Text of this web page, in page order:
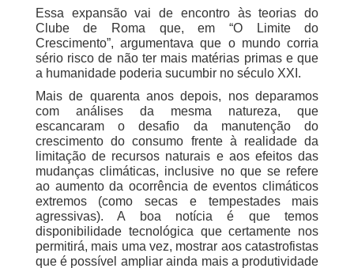
Essa expansão vai de encontro às teorias do
Clube de Roma que, em “O Limite do
Crescimento”, argumentava que o mundo corria
sério risco de não ter mais matérias primas e que
a humanidade poderia sucumbir no século XXI.
Mais de quarenta anos depois, nos deparamos
com análises da mesma natureza, que
escancaram o desafio da manutenção do
crescimento do consumo frente à realidade da
limitação de recursos naturais e aos efeitos das
mudanças climáticas, inclusive no que se refere
ao aumento da ocorrência de eventos climáticos
extremos (como secas e tempestades mais
agressivas). A boa notícia é que temos
disponibilidade tecnológica que certamente nos
permitirá, mais uma vez, mostrar aos catastrofistas
que é possível ampliar ainda mais a produtividade